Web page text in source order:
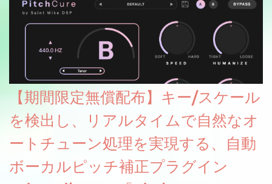
【期間限定無償配布】キー/スケール
を検出し、リアルタイムで自然なオ
ートチューン処理を実現する、自動
ボーカルピッチ補正プラグイン